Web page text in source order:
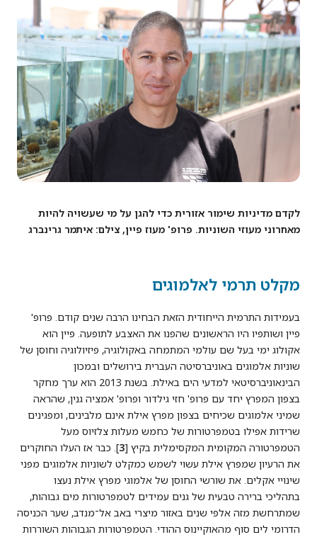
לקדם מדיניות שימור אזורית כדי להגן על מי שעשויה להיות
מאחרוני מעוזי השוניות. פרופ' מעוז פיין, צילם: איתמר גרינברג
מקלט תרמי לאלמוגים
בעמידות התרמית הייחודית הזאת הבחינו הרבה שנים קודם. פרופ'
פיין ושותפיו היו הראשונים שהפנו את האצבע לתופעה. פיין הוא
אקולוג ימי בעל שם עולמי המתמחה באקולוגיה, פיזיולוגיה וחוסן של
שוניות אלמוגים באוניברסיטה העברית בירושלים ובמכון
הבינאוניברסיטאי למדעי הים באילת. בשנת 2013 הוא ערך מחקר
בצפון המפרץ יחד עם פרופ' חזי גילדור ופרופ' אמציה גנין, שהראה
שמיני אלמוגים שכיחים בצפון מפרץ אילת אינם מלבינים, ומפגינים
שרידות אפילו בטמפרטורות של כחמש מעלות צלזיוס מעל
הטמפרטורה המקומית המקסימלית בקיץ [3]. כבר אז העלו החוקרים
את הרעיון שמפרץ אילת עשוי לשמש כמקלט לשוניות אלמוגים מפני
שינויי אקלים. את שורשי החוסן של אלמוגי מפרץ אילת נעצו
בתהליכי ברירה טבעית של גנים עמידים לטמפרטורות מים גבוהות,
שמתרחשת מזה אלפי שנים באזור מיצרי באב אל־מנדב, שער הכניסה
הדרומי לים סוף מהאוקיינוס ההודי. הטמפרטורות הגבוהות השוררות